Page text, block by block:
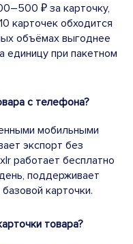
₽ за карточку,
карточек обходится
объёмах выгоднее
единицу при пакетном
с телефона?
мобильными
экспорт без
работает бесплатно
поддерживает
карточки.
товара?